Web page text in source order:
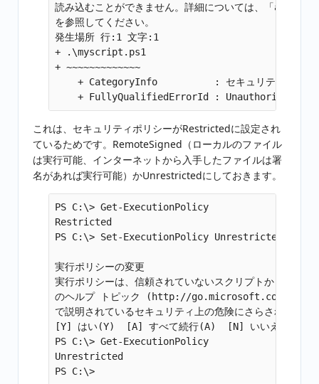
読み込むことができません。詳細については、「
を参照してください。
発生場所 行:1 文字:1
+ .\myscript.ps1
+ ~~~~~~~~~~~~~
+ CategoryInfo          : セキュリティ エ
これは、セキュリティポリシーがRestrictedに設定され
ているためです。RemoteSigned（ローカルのファイル
は実行可能、インターネットから入手したファイルは署
名があれば実行可能）かUnrestrictedにしておきます。
PS C:\> Get-ExecutionPolicy
Restricted
PS C:\> Set-ExecutionPolicy Unrestricted
実行ポリシーの変更
実行ポリシーは、信頼されていないスクリプトからの
のヘルプ トピック (http://go.microsoft.com/
で説明されているセキュリティ上の危険にさらされる可
[Y] はい(Y)  [A] すべて続行(A)  [N] いいえ(N)
PS C:\> Get-ExecutionPolicy
Unrestricted